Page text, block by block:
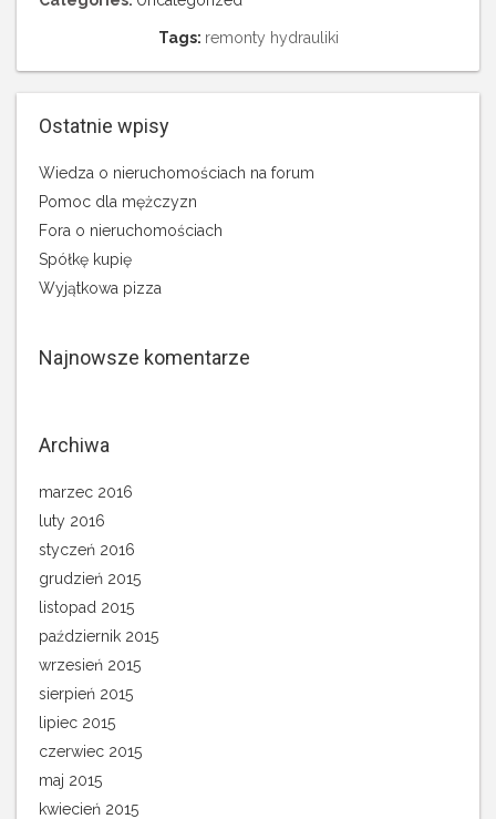
Tags: remonty hydrauliki
Ostatnie wpisy
Wiedza o nieruchomościach na forum
Pomoc dla mężczyzn
Fora o nieruchomościach
Spółkę kupię
Wyjątkowa pizza
Najnowsze komentarze
Archiwa
marzec 2016
luty 2016
styczeń 2016
grudzień 2015
listopad 2015
październik 2015
wrzesień 2015
sierpień 2015
lipiec 2015
czerwiec 2015
maj 2015
kwiecień 2015